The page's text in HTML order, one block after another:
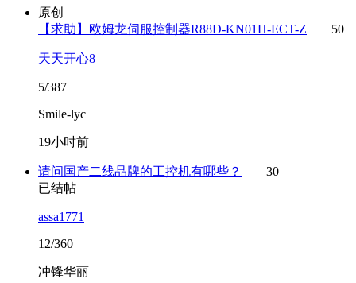
原创
【求助】欧姆龙伺服控制器R88D-KN01H-ECT-Z
50
天天开心8
5/387
Smile-lyc
19小时前
请问国产二线品牌的工控机有哪些？
30
已结帖
assa1771
12/360
冲锋华丽